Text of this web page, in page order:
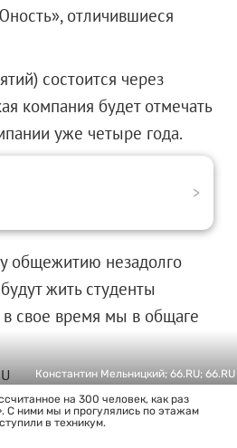
отличившиеся
состоится через
компания будет отмечать
уже четыре года.
>
общежитию незадолго
жить студенты
в свое время мы в общаге
Константин Мельницкий; 66.RU; 66.RU
на 300 человек, как раз
С ними мы и прогулялись по этажам
в техникум.